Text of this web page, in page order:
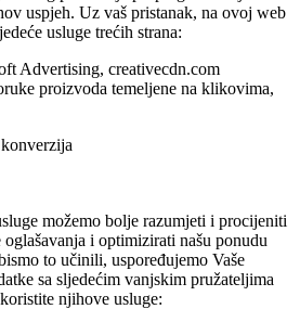
uspjeh. Uz vaš pristanak, na ovoj web
usluge trećih strana:
Advertising, creativecdn.com
proizvoda temeljene na klikovima,
možemo bolje razumjeti i procijeniti
oglašavanja i optimizirati našu ponudu
to učinili, uspoređujemo Vaše
sa sljedećim vanjskim pružateljima
njihove usluge: